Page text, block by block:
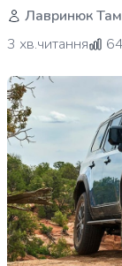
Лавринюк
3 хв.читання